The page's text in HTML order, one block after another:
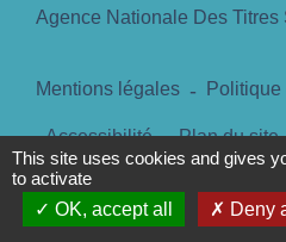
Agence Nationale Des Titres
Mentions légales -
Accessibilité - Plan du site
Site créé en partenariat
This site uses cookies and gives
to activate
OK, accept all
Deny